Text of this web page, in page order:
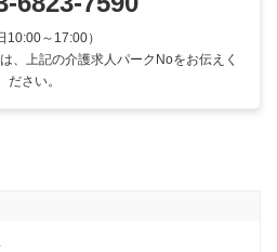
10:00～17:00）
、上記の介護求人パークNoをお伝えく
ださい。